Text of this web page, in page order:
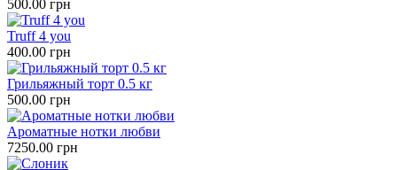
500.00 грн
Truff 4 you
400.00 грн
Грильяжный торт 0.5 кг
500.00 грн
Ароматные нотки любви
7250.00 грн